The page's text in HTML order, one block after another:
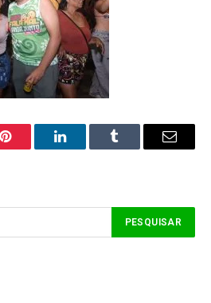
Pinterest LinkedInTumblr Email